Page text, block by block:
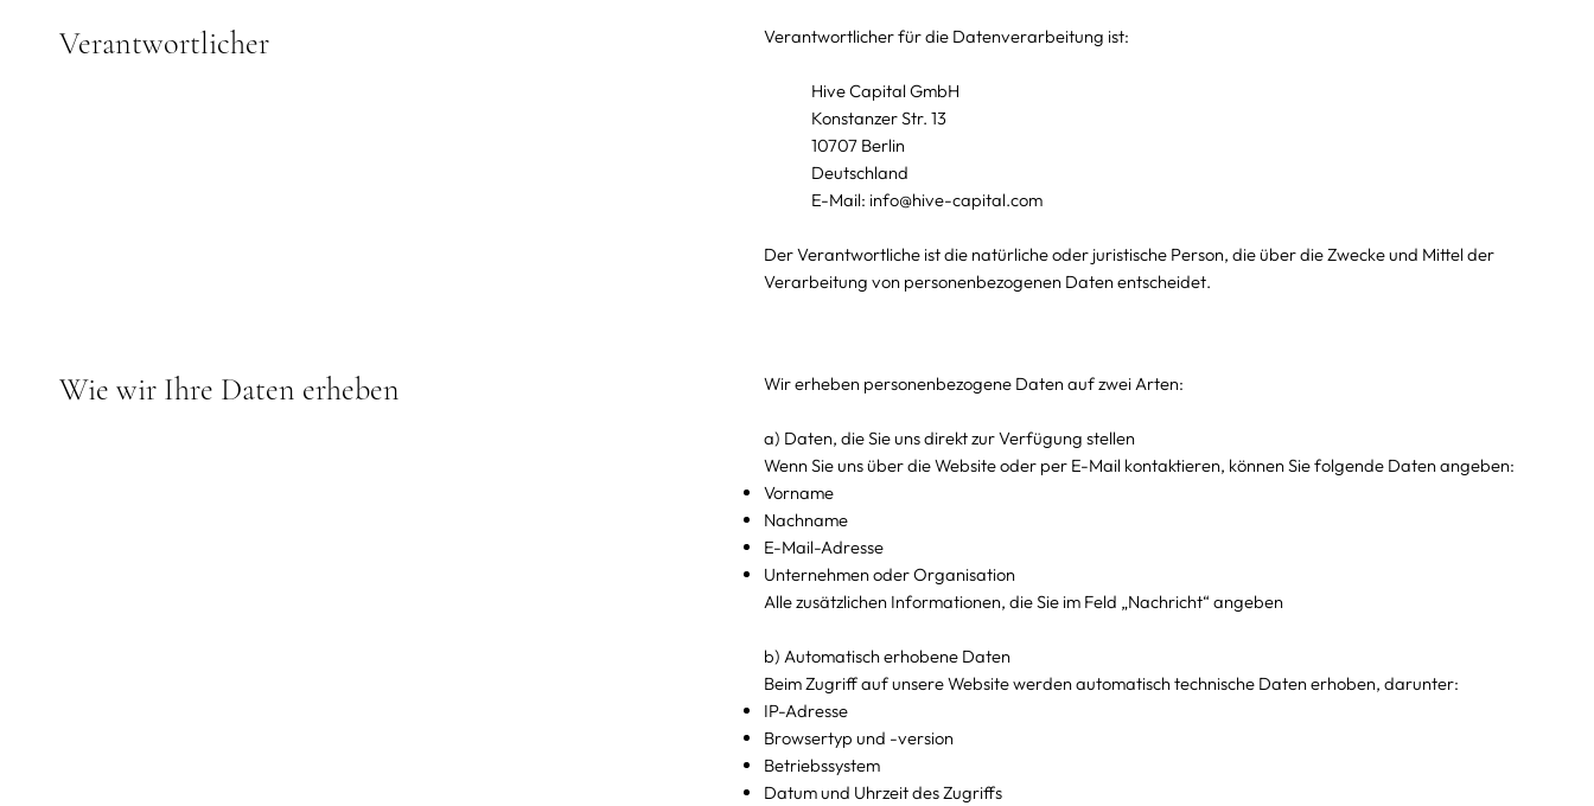
Verantwortlicher Verantwortlicher für die Datenverarbeitung ist:
Hive Capital GmbH
Konstanzer Str. 13
10707 Berlin
Deutschland
E-Mail: info@hive-capital.com
Der Verantwortliche ist die natürliche oder juristische Person, die über die Zwecke und Mittel der
Verarbeitung von personenbezogenen Daten entscheidet.
Wie wir Ihre Daten erheben Wir erheben personenbezogene Daten auf zwei Arten:
a) Daten, die Sie uns direkt zur Verfügung stellen
Wenn Sie uns über die Website oder per E-Mail kontaktieren, können Sie folgende Daten angeben:
Vorname
Nachname
E-Mail-Adresse
Unternehmen oder Organisation
Alle zusätzlichen Informationen, die Sie im Feld „Nachricht“ angeben
b) Automatisch erhobene Daten
Beim Zugriff auf unsere Website werden automatisch technische Daten erhoben, darunter:
IP-Adresse
Browsertyp und -version
Betriebssystem
Datum und Uhrzeit des Zugriffs